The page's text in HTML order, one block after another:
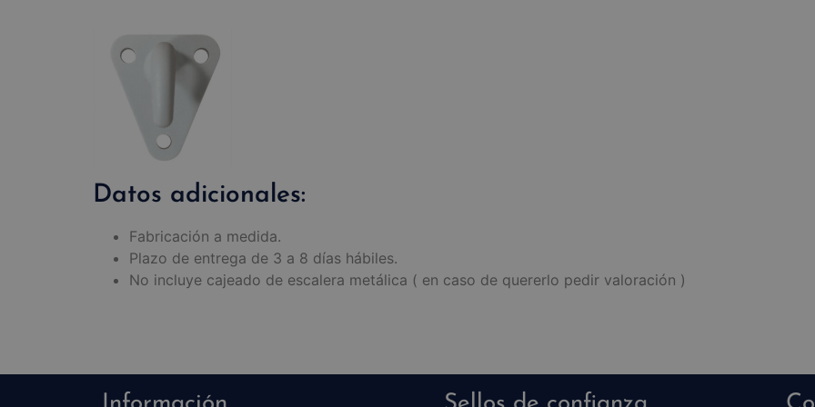
Datos adicionales:
Fabricación a medida.
Plazo de entrega de 3 a 8 días hábiles.
No incluye cajeado de escalera metálica ( en caso de quererlo pedir valoración )